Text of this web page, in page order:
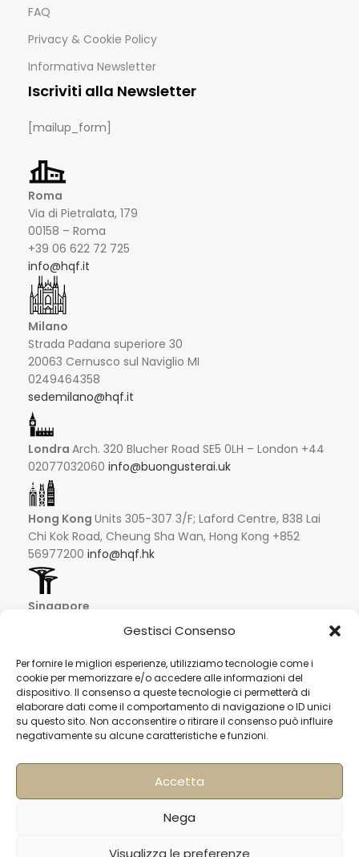
Gestisci Consenso
Per fornire le migliori esperienze, utilizziamo tecnologie come i
cookie per memorizzare e/o accedere alle informazioni del
dispositivo. Il consenso a queste tecnologie ci permetterà di
elaborare dati come il comportamento di navigazione o ID unici
su questo sito. Non acconsentire o ritirare il consenso può influire
negativamente su alcune caratteristiche e funzioni.
Accetta
Nega
Visualizza le preferenze
FAQ
Privacy & Cookie Policy
Informativa Newsletter
Iscriviti alla Newsletter
[mailup_form]
Roma
Via di Pietralata, 179
00158 – Roma
+39 06 622 72 725
info@hqf.it
Milano
Strada Padana superiore 30
20063 Cernusco sul Naviglio MI
0249464358
sedemilano@hqf.it
Londra Arch. 320 Blucher Road SE5 0LH – London +44
02077032060 info@buongusterai.uk
Hong Kong Units 305-307 3/F; Laford Centre, 838 Lai
Chi Kok Road, Cheung Sha Wan, Hong Kong +852
56977200 info@hqf.hk
Singapore
16 Raffles Quay #33-03
048581 – Singapore
+852 9019 2998
info@hqf.sg
Ibiza
Local 2 (Can Negre) Santa Eularia 07813, Ibiza Baleares
info@hqf.es
© 2022 Copyright Buongusterai - High Quality Food S.p.A. -
P.iva 08309911009
Pagamenti sicuri